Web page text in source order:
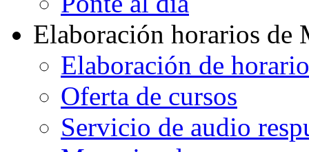
Elaboración horarios de
Elaboración de
Oferta de cursos
Servicio de audio